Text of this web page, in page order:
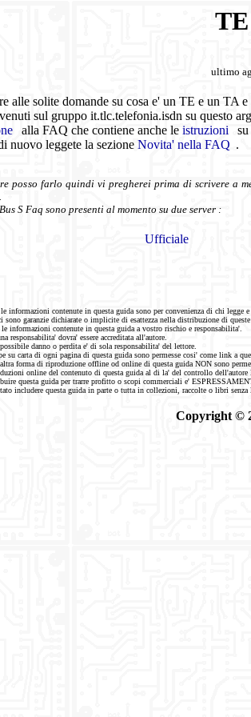
ultimo
alle solite domande su cosa e' un TE e un TA
sul gruppo it.tlc.telefonia.isdn su questo
alla FAQ che contiene anche le istruzioni
nuovo leggete la sezione Novita' nella FAQ .
posso farlo quindi vi pregherei prima di scrivere a
S Faq sono presenti al momento su due server :
Ufficiale
informazioni contenute in questa guida sono per convenienza di chi legge
sono garanzie dichiarate o implicite di esattezza nella distribuzione di
le informazioni contenute in questa guida a vostro rischio e responsabilita'.
responsabilita' dovra' essere accreditata all'autore.
danno o perdita e' di sola responsabilita' del lettore.
su carta di ogni pagina di questa guida sono permesse cosi' come link a
forma di riproduzione offline od online di questa guida NON sono
online del contenuto di questa guida al di la' del controllo dell'autore
questa guida per trarre profitto o scopi commerciali e'
includere questa guida in parte o tutta in collezioni, raccolte o libri senza
Copyright ©